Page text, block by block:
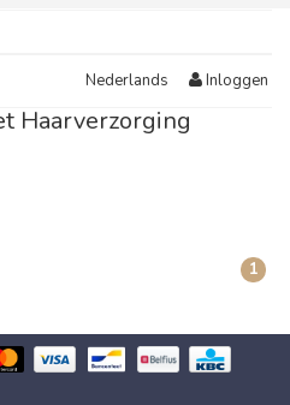
Nederlands Inloggen
Haarverzorging
1